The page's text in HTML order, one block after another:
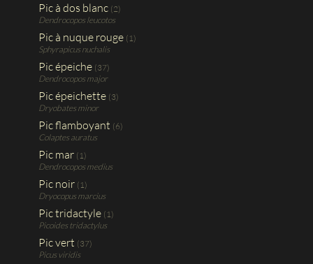
Pic à dos blanc (2)
Dendrocopos leucotos
Pic à nuque rouge (1)
Sphyrapicus nuchalis
Pic épeiche (37)
Dendrocopos major
Pic épeichette (3)
Dryobates minor
Pic flamboyant (6)
Colaptes auratus
Pic mar (1)
Dendrocopos medius
Pic noir (1)
Dryocopus marcius
Pic tridactyle (1)
Picoides tridactylus
Pic vert (37)
Picus viridis